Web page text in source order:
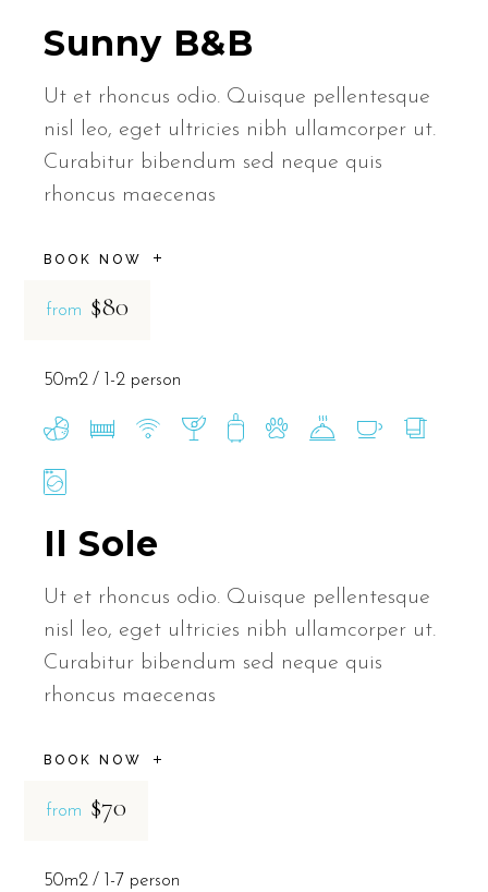
Sunny B&B
Ut et rhoncus odio. Quisque pellentesque
nisl leo, eget ultricies nibh ullamcorper ut.
Curabitur bibendum sed neque quis
rhoncus maecenas
BOOK NOW
from $80
Il Sole
Ut et rhoncus odio. Quisque pellentesque
nisl leo, eget ultricies nibh ullamcorper ut.
Curabitur bibendum sed neque quis
rhoncus maecenas
BOOK NOW
50m2 1-2 person
from $70
50m2 1-7 person